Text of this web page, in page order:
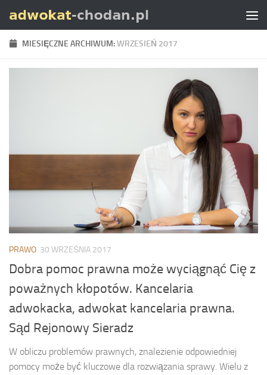
Skip to content
MIESIĘCZNE ARCHIWUM:WRZESIEŃ 2017
PRAWO 30 WRZEŚNIA 2017
Dobra pomoc prawna może wyciągnąć Cię z
poważnych kłopotów. Kancelaria
adwokacka, adwokat kancelaria prawna.
Sąd Rejonowy Sieradz
W obliczu problemów prawnych, znalezienie odpowiedniej
pomocy może być kluczowe dla rozwiązania sprawy. Wielu z